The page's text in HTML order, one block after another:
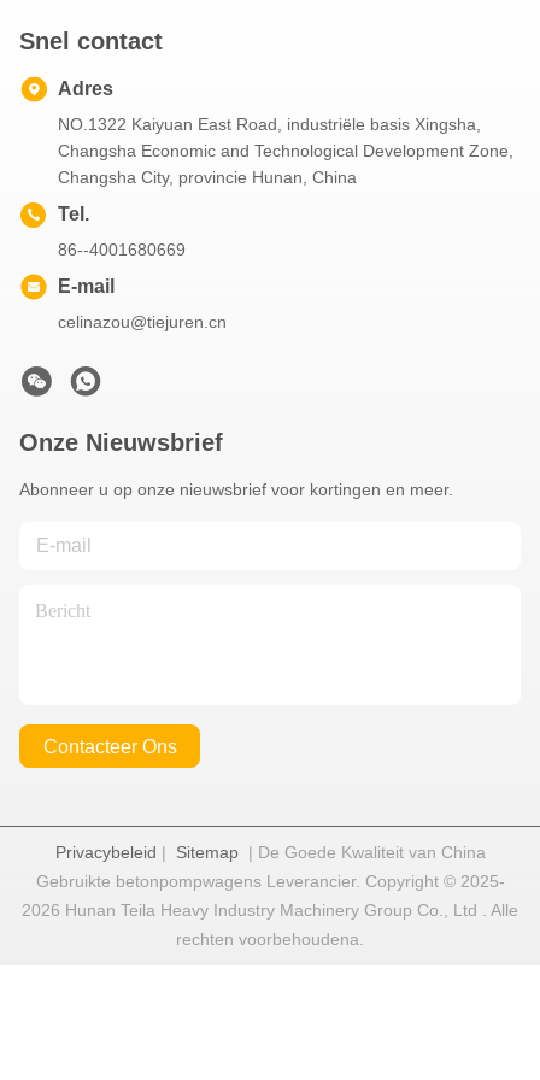
Snel contact
Adres
NO.1322 Kaiyuan East Road, industriële basis Xingsha,
Changsha Economic and Technological Development Zone,
Changsha City, provincie Hunan, China
Tel.
86--4001680669
E-mail
celinazou@tiejuren.cn
Onze Nieuwsbrief
Abonneer u op onze nieuwsbrief voor kortingen en meer.
Contacteer Ons
Privacybeleid | Sitemap| De Goede Kwaliteit van China
Gebruikte betonpompwagens Leverancier. Copyright © 2025-
2026 Hunan Teila Heavy Industry Machinery Group Co., Ltd . Alle
rechten voorbehoudena.